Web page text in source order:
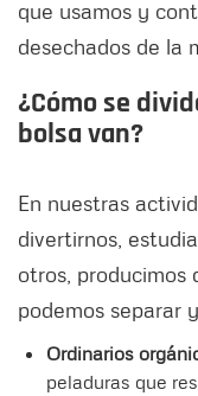
que usamos y
desechados de la
¿Cómo se
bolsa van?
En nuestras
divertirnos,
otros, producimos
podemos separar
Ordinarios
peladuras que